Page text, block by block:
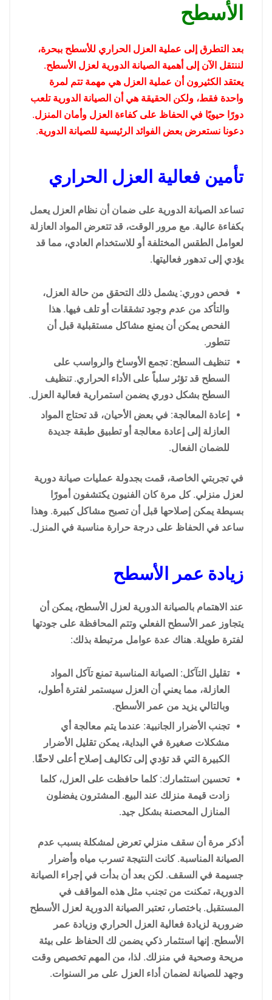
الأسطح
بعد التطرق إلى عملية العزل الحراري للأسطح ببحرة،
لننتقل الآن إلى أهمية الصيانة الدورية لعزل الأسطح.
يعتقد الكثيرون أن عملية العزل هي مهمة تتم لمرة
واحدة فقط، ولكن الحقيقة هي أن الصيانة الدورية تلعب
دورًا حيويًا في الحفاظ على كفاءة العزل وأمان المنزل.
دعونا نستعرض بعض الفوائد الرئيسية للصيانة الدورية.
تأمين فعالية العزل الحراري
تساعد الصيانة الدورية على ضمان أن نظام العزل يعمل
بكفاءة عالية. مع مرور الوقت، قد تتعرض المواد العازلة
لعوامل الطقس المختلفة أو للاستخدام العادي، مما قد
يؤدي إلى تدهور فعاليتها.
فحص دوري: يشمل ذلك التحقق من حالة العزل،
والتأكد من عدم وجود تشققات أو تلف فيها. هذا
الفحص يمكن أن يمنع مشاكل مستقبلية قبل أن
تتطور.
تنظيف السطح: تجمع الأوساخ والرواسب على
السطح قد تؤثر سلباً على الأداء الحراري. تنظيف
السطح بشكل دوري يضمن استمرارية فعالية العزل.
إعادة المعالجة: في بعض الأحيان، قد تحتاج المواد
العازلة إلى إعادة معالجة أو تطبيق طبقة جديدة
للضمان الفعال.
في تجربتي الخاصة، قمت بجدولة عمليات صيانة دورية
لعزل منزلي. كل مرة كان الفنيون يكتشفون أمورًا
بسيطة يمكن إصلاحها قبل أن تصبح مشاكل كبيرة. وهذا
ساعد في الحفاظ على درجة حرارة مناسبة في المنزل.
زيادة عمر الأسطح
عند الاهتمام بالصيانة الدورية لعزل الأسطح، يمكن أن
يتجاوز عمر الأسطح الفعلي وتتم المحافظة على جودتها
لفترة طويلة. هناك عدة عوامل مرتبطة بذلك:
تقليل التآكل: الصيانة المناسبة تمنع تآكل المواد
العازلة، مما يعني أن العزل سيستمر لفترة أطول،
وبالتالي يزيد من عمر الأسطح.
تجنب الأضرار الجانبية: عندما يتم معالجة أي
مشكلات صغيرة في البداية، يمكن تقليل الأضرار
الكبيرة التي قد تؤدي إلى تكاليف إصلاح أعلى لاحقًا.
تحسين استثمارك: كلما حافظت على العزل، كلما
زادت قيمة منزلك عند البيع. المشترون يفضلون
المنازل المحصنة بشكل جيد.
أذكر مرة أن سقف منزلي تعرض لمشكلة بسبب عدم
الصيانة المناسبة. كانت النتيجة تسرب مياه وأضرار
جسيمة في السقف. لكن بعد أن بدأت في إجراء الصيانة
الدورية، تمكنت من تجنب مثل هذه المواقف في
المستقبل. باختصار، تعتبر الصيانة الدورية لعزل الأسطح
ضرورية لزيادة فعالية العزل الحراري وزيادة عمر
الأسطح. إنها استثمار ذكي يضمن لك الحفاظ على بيئة
مريحة وصحية في منزلك. لذا، من المهم تخصيص وقت
وجهد للصيانة لضمان أداء العزل على مر السنوات.